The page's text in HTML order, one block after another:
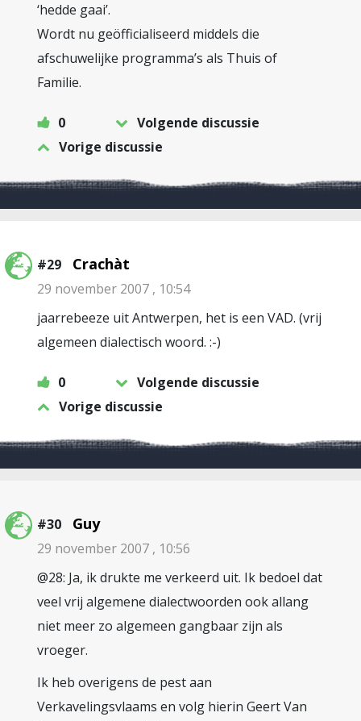
‘hedde gaai’.
Wordt nu geöfficialiseerd middels die
afschuwelijke programma’s als Thuis of
Familie.
0
Volgende discussie
Vorige discussie
#29 Crachàt
29 november 2007 , 10:54
jaarrebeeze uit Antwerpen, het is een VAD. (vrij
algemeen dialectisch woord. :-)
0
Volgende discussie
Vorige discussie
#30 Guy
29 november 2007 , 10:56
@28: Ja, ik drukte me verkeerd uit. Ik bedoel dat
veel vrij algemene dialectwoorden ook allang
niet meer zo algemeen gangbaar zijn als
vroeger.
Ik heb overigens de pest aan
Verkavelingsvlaams en volg hierin Geert Van